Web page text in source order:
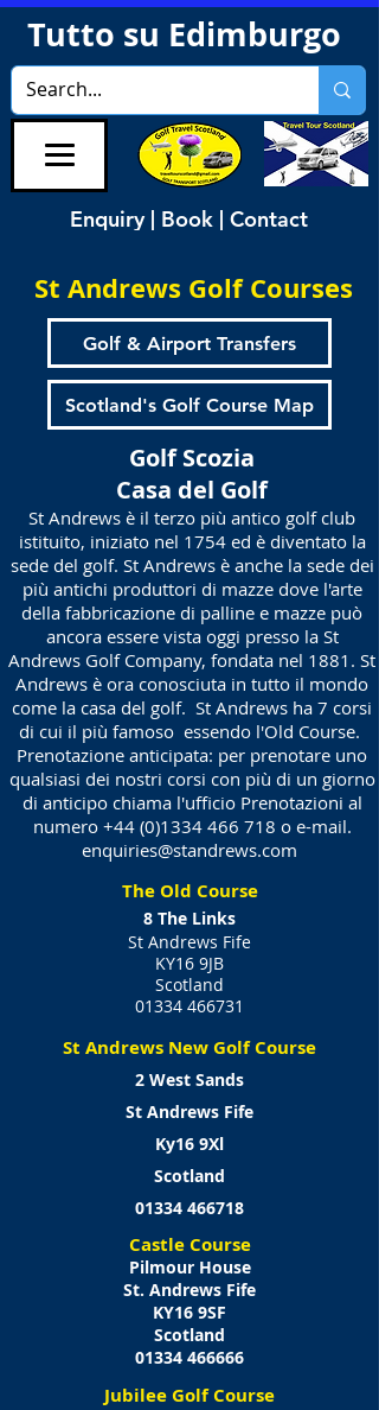
Tutto su Edimburgo
Enquiry | Book | Contact
St Andrews Golf Courses
Golf & Airport Transfers
Scotland's Golf Course Map
Golf Scozia
Casa del Golf
St Andrews è il terzo più antico golf club
istituito, iniziato nel 1754 ed è diventato la
sede del golf. St Andrews è anche la sede dei
più antichi produttori di mazze dove l'arte
della fabbricazione di palline e mazze può
ancora essere vista oggi presso la St
Andrews Golf Company, fondata nel 1881. St
Andrews è ora conosciuta in tutto il mondo
come la casa del golf. St Andrews ha 7 corsi
di cui il più famoso essendo l'Old Course.
Prenotazione anticipata: per prenotare uno
qualsiasi dei nostri corsi con più di un giorno
di anticipo chiama l'ufficio Prenotazioni al
numero +44 (0)1334 466 718 o e-mail.
enquiries@standrews.com
The Old Course
8 The Links
St Andrews Fife
KY16 9JB
Scotland
01334 466731
St Andrews New Golf Course
2 West Sands
St Andrews Fife
Ky16 9Xl
Scotland
01334 466718
Castle Course
Pilmour House
St. Andrews Fife
KY16 9SF
Scotland
01334 466666
Jubilee Golf Course